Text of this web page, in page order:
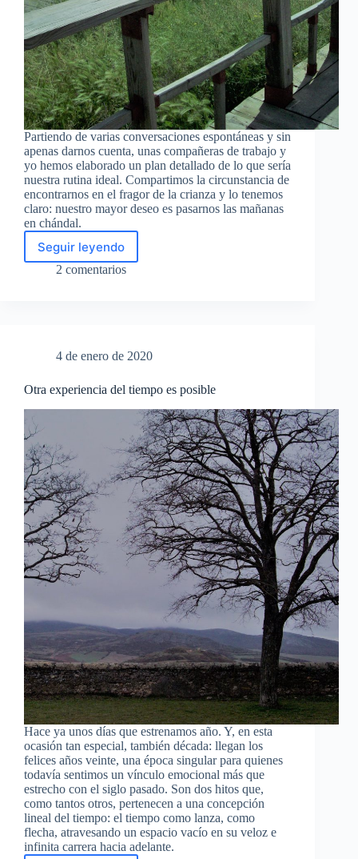
Partiendo de varias conversaciones espontáneas y sin
apenas darnos cuenta, unas compañeras de trabajo y
yo hemos elaborado un plan detallado de lo que sería
nuestra rutina ideal. Compartimos la circunstancia de
encontrarnos en el fragor de la crianza y lo tenemos
claro: nuestro mayor deseo es pasarnos las mañanas
en chándal.
Seguir leyendo
Las
mañanas
2 comentarios
4 de enero de 2020
Otra experiencia del tiempo es posible
Hace ya unos días que estrenamos año. Y, en esta
ocasión tan especial, también década: llegan los
felices años veinte, una época singular para quienes
todavía sentimos un vínculo emocional más que
estrecho con el siglo pasado. Son dos hitos que,
como tantos otros, pertenecen a una concepción
lineal del tiempo: el tiempo como lanza, como
flecha, atravesando un espacio vacío en su veloz e
infinita carrera hacia adelante.